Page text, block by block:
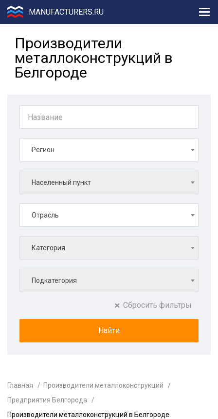
MANUFACTURERS.RU
Производители
металлоконструкций в
Белгороде
Регион
Населенный пункт
Отрасль
Категория
Подкатегория
Сбросить фильтры
Главная
Производители металлоконструкций
Предприятия Белгорода
Производители металлоконструкций в Белгороде